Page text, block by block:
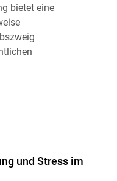
bietet eine
und Stress im